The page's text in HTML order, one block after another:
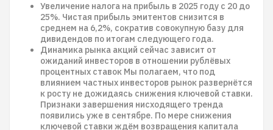
Увеличение налога на прибыль в 2025 году с 20 до
25%. Чистая прибыль эмитентов снизится в
среднем на 6,2%, сократив совокупную базу для
дивидендов по итогам следующего года.
Динамика рынка акций сейчас зависит от
ожиданий инвесторов в отношении рублёвых
процентных ставок Мы полагаем, что под
влиянием частных инвесторов рынок развернётся
к росту не дожидаясь снижения ключевой ставки.
Признаки завершения нисходящего тренда
появились уже в сентябре. По мере снижения
ключевой ставки ждём возвращения капитала